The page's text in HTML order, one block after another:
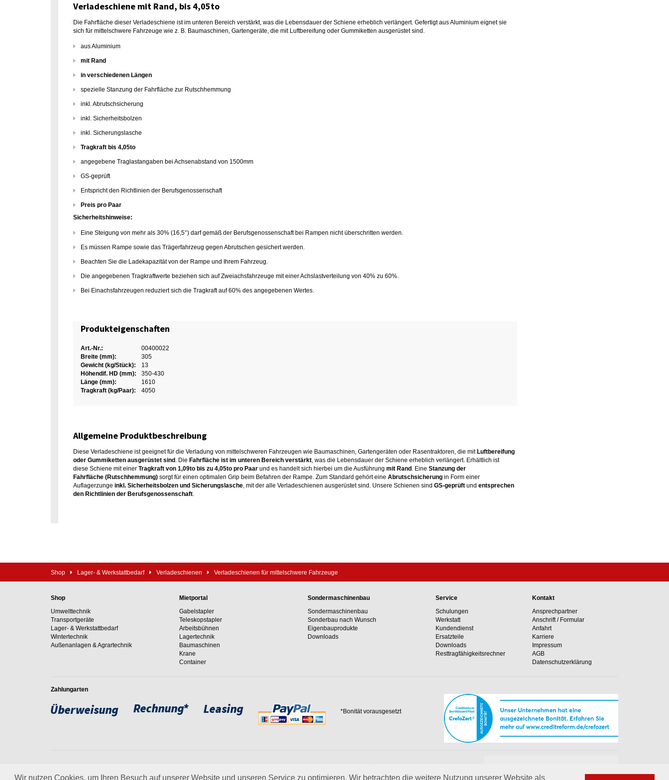
Wir nutzen Cookies, um Ihren Besuch auf unserer Website und unseren Service zu optimieren. Wir betrachten die weitere Nutzung unserer Website als
Verladeschiene mit Rand, bis 4,05to
Die Fahrfläche dieser Verladeschiene ist im unteren Bereich verstärkt, was die Lebensdauer der Schiene erheblich verlängert. Gefertigt aus Aluminium eignet sie
sich für mittelschwere Fahrzeuge wie z. B. Baumaschinen, Gartengeräte, die mit Luftbereifung oder Gummiketten ausgerüstet sind.
aus Aluminium
mit Rand
in verschiedenen Längen
spezielle Stanzung der Fahrfläche zur Rutschhemmung
inkl. Abrutschsicherung
inkl. Sicherheitsbolzen
inkl. Sicherungslasche
Tragkraft bis 4,05to
angegebene Traglastangaben bei Achsenabstand von 1500mm
GS-geprüft
Entspricht den Richtlinien der Berufsgenossenschaft
Preis pro Paar
Sicherheitshinweise:
Eine Steigung von mehr als 30% (16,5°) darf gemäß der Berufsgenossenschaft bei Rampen nicht überschritten werden.
Es müssen Rampe sowie das Trägerfahrzeug gegen Abrutschen gesichert werden.
Beachten Sie die Ladekapazität von der Rampe und Ihrem Fahrzeug.
Die angegebenen Tragkraftwerte beziehen sich auf Zweiachsfahrzeuge mit einer Achslastverteilung von 40% zu 60%.
Bei Einachsfahrzeugen reduziert sich die Tragkraft auf 60% des angegebenen Wertes.
Produkteigenschaften
Art.-Nr.:
00400022
Breite (mm):
305
Gewicht (kg/Stück):
13
Höhendif. HD (mm):
350-430
Länge (mm):
1610
Tragkraft (kg/Paar):
4050
Allgemeine Produktbeschreibung
Diese Verladeschiene ist geeignet für die Verladung von mittelschweren Fahrzeugen wie Baumaschinen, Gartengeräten oder Rasentraktoren, die mitLuftbereifung
oder Gummiketten ausgerüstet sind . Die Fahrfläche ist im unteren Bereich verstärkt, was die Lebensdauer der Schiene erheblich verlängert. Erhältlich ist
diese Schiene mit einer Tragkraft von 1,09to bis zu 4,05to pro Paar und es handelt sich hierbei um die Ausführung mit Rand . Eine Stanzung der
Fahrfläche (Rutschhemmung) sorgt für einen optimalen Grip beim Befahren der Rampe. Zum Standard gehört eine Abrutschsicherung in Form einer
Auflagerzunge inkl. Sicherheitsbolzen und Sicherungslasche, mit der alle Verladeschienen ausgerüstet sind. Unsere Schienen sind GS-geprüft und entsprechen
den Richtlinien der Berufsgenossenschaft.
Shop Lager- & Werkstattbedarf Verladeschienen Verladeschienen für mittelschwere Fahrzeuge
Shop
Umwelttechnik
Transportgeräte
Lager- & Werkstattbedarf
Wintertechnik
Außenanlagen & Agrartechnik
Mietportal
Gabelstapler
Teleskopstapler
Arbeitsbühnen
Lagertechnik
Baumaschinen
Krane
Container
Sondermaschinenbau
Sondermaschinenbau
Sonderbau nach Wunsch
Eigenbauprodukte
Downloads
Service
Schulungen
Werkstatt
Kundendienst
Ersatzteile
Downloads
Resttragfähig­keits­rechner
Kontakt
Ansprechpartner
Anschrift / Formular
Anfahrt
Karriere
Impressum
AGB
Datenschutzerklärung
Zahlungarten
*Bonität vorausgesetzt
Weltweit setzen wir unsere Erfahrungswerte und unser Streben nach innovativen Lösungen in unvergleichliche Anlagen
um. Erfahren Sie mehr über uns. mehr über Wagner +49 02364 50499-0